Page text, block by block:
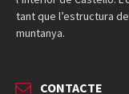
tant que l’estructura
muntanya.
CONTACTE